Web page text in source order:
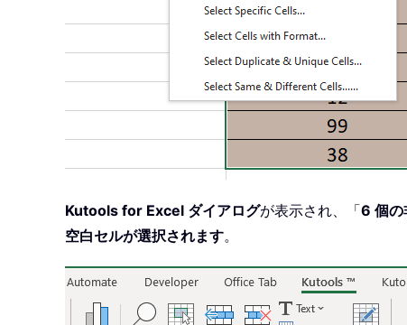
Kutools for Excel ダイアログが表示され、「6 個の
空白セルが選択されます。